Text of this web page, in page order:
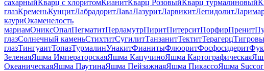
сахарныйКварц с хлоритомКианитКварц РозовыйКварц турмалиновый
глазКременьКунцитЛабрадоритЛаваЛазуритЛарвикитЛепидолит
кауриОкаменелость
мариамОниксОпалПегматитПерламутрПиритПитерситПорфирПренит
глазСолнечный каменьСтихтитСугилитТанзанитТектитТерагерц
глазТингуаитТопазТурмалинУнакитФианитыФлюоритФосфосидерит
ЗеленаяЯшма ИмператорскаяЯшма КапучиноЯшма Картографическая
ОкеаническаяЯшма ПаутинаЯшма ПейзажнаяЯшма ПикассоЯшма Succor